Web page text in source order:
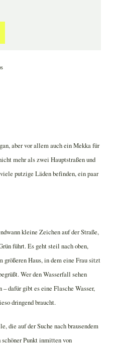
aber vor allem auch ein Mekka für
mehr als zwei Hauptstraßen und
putzige Läden befinden, ein paar
kleine Zeichen auf der Straße,
führt. Es geht steil nach oben,
größeren Haus, in dem eine Frau sitzt
Wer den Wasserfall sehen
dafür gibt es eine Flasche Wasser,
dringend braucht.
die auf der Suche nach brausendem
Punkt inmitten von